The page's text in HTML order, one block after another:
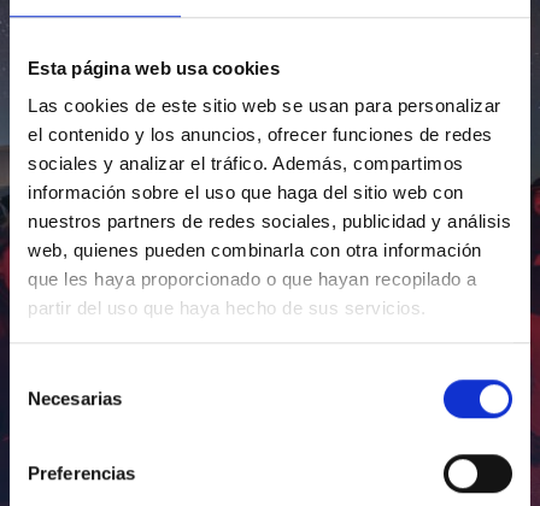
Esta página web usa cookies
Las cookies de este sitio web se usan para personalizar
el contenido y los anuncios, ofrecer funciones de redes
sociales y analizar el tráfico. Además, compartimos
información sobre el uso que haga del sitio web con
nuestros partners de redes sociales, publicidad y análisis
web, quienes pueden combinarla con otra información
que les haya proporcionado o que hayan recopilado a
partir del uso que haya hecho de sus servicios.
Necesarias
Preferencias